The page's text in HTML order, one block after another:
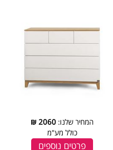
המחיר שלנו: 2060
₪
כולל מע"מ
פרטים נוספים